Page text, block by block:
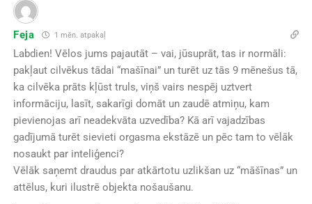
Feja 1 mēn. atpakaļ
Labdien! Vēlos jums pajautāt – vai, jūsuprāt, tas ir normāli:
pakļaut cilvēkus tādai “mašīnai” un turēt uz tās 9 mēnešus tā,
ka cilvēka prāts kļūst truls, viņš vairs nespēj uztvert
informāciju, lasīt, sakarīgi domāt un zaudē atmiņu, kam
pievienojas arī neadekvāta uzvedība? Kā arī vajadzības
gadījumā turēt sievieti orgasma ekstāzē un pēc tam to vēlāk
nosaukt par inteliģenci?
Vēlāk saņemt draudus par atkārtotu uzlikšan uz “māšīnas” un
attēlus, kuri ilustrē objekta nošaušanu.